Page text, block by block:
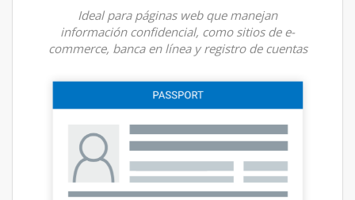
Ideal para páginas web que manejan
información confidencial, como sitios de e-
commerce, banca en línea y registro de cuentas